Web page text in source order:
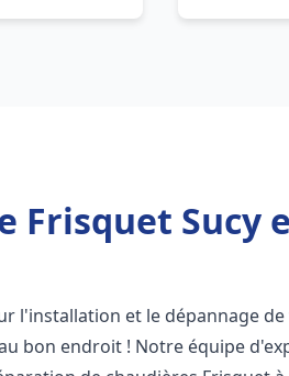
Sucy
l'installation et le dépannage
bon endroit ! Notre équipe